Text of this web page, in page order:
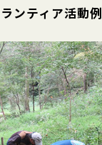
ンティア活動例